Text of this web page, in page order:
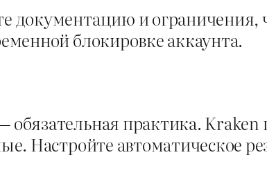
документацию и
блокировке аккаунта.
практика. Kraken
Настройте автоматическое